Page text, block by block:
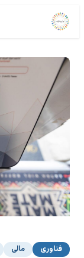
فناوری مالی